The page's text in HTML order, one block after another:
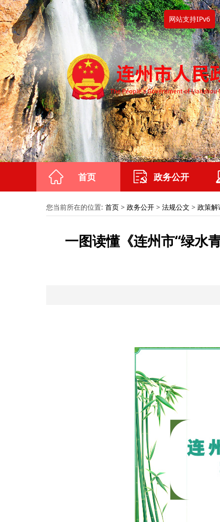
网站支持IPv6
首页 政务公开
您当前所在的位置: 首页 > 政务公开 > 法规公文 > 政策解
一图读懂《连州市“绿水